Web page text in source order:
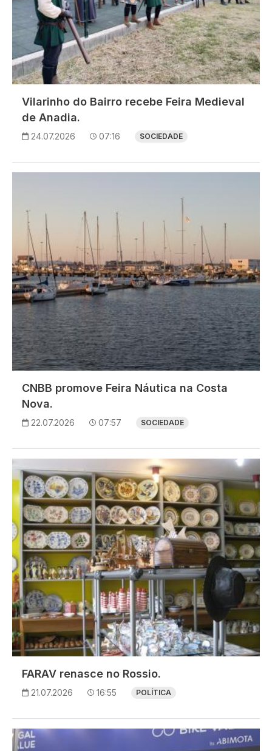
Vilarinho do Bairro recebe Feira Medieval
de Anadia.
24.07.2026 07:16 SOCIEDADE
CNBB promove Feira Náutica na Costa
Nova.
22.07.2026 07:57 SOCIEDADE
FARAV renasce no Rossio.
21.07.2026 16:55 POLÍTICA
Imagem